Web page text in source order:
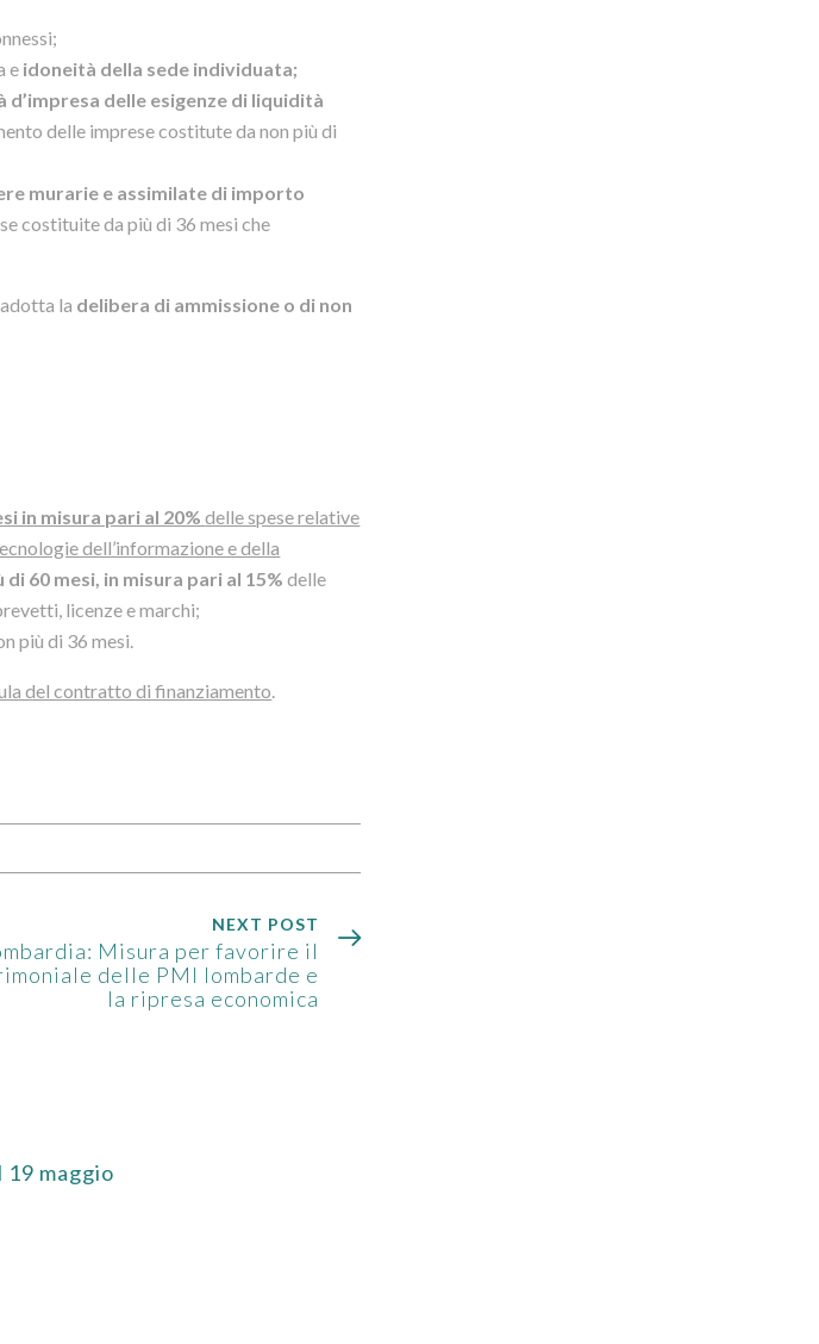
e idoneità della sede individuata;
delle esigenze di liquidità
delle imprese costitute da non più di
murarie e assimilate di importo
costituite da più di 36 mesi che
la delibera di ammissione o di non
in misura pari al 20%delle spese relative
dell’informazione e della
60 mesi, in misura pari al 15%delle
licenze e marchi;
più di 36 mesi.
del contratto di finanziamento
NEXT POST
Misura per favorire il
delle PMI lombarde e
la ripresa economica
19 maggio